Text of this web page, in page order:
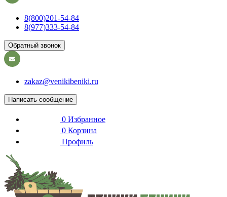
8(800)201-54-84
8(977)333-54-84
Обратный звонок
zakaz@venikibeniki.ru
Написать сообщение
0 Избранное
0 Корзина
Профиль